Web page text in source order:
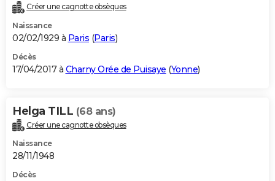
Créer une cagnotte obsèques
Naissance
02/02/1929 à Paris (Paris)
Décès
17/04/2017 à Charny Orée de Puisaye (Yonne)
Helga TILL (68 ans)
Créer une cagnotte obsèques
Naissance
28/11/1948
Décès